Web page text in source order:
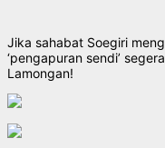
Jika sahabat Soegiri
‘pengapuran sendi’
Lamongan!